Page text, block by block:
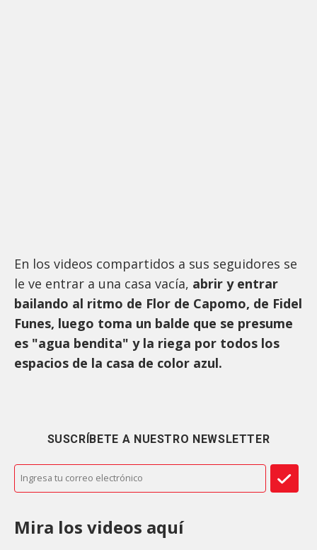
En los videos compartidos a sus seguidores se
le ve entrar a una casa vacía, abrir y entrar
bailando al ritmo de Flor de Capomo, de Fidel
Funes, luego toma un balde que se presume
es "agua bendita" y la riega por todos los
espacios de la casa de color azul.
SUSCRÍBETE A NUESTRO NEWSLETTER
Mira los videos aquí